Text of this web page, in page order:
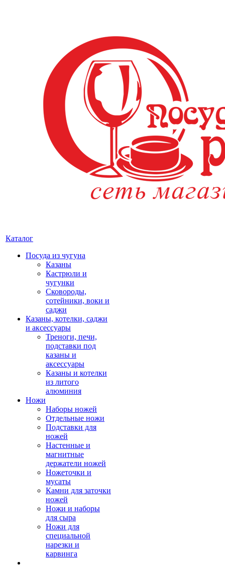
Каталог
Посуда из чугуна
Казаны
Кастрюли и
чугунки
Сковороды,
сотейники, воки и
саджи
Казаны, котелки, саджи
и аксессуары
Треноги, печи,
подставки под
казаны и
аксессуары
Казаны и котелки
из литого
алюминия
Ножи
Наборы ножей
Отдельные ножи
Подставки для
ножей
Настенные и
магнитные
держатели ножей
Ножеточки и
мусаты
Камни для заточки
ножей
Ножи и наборы
для сыра
Ножи для
специальной
нарезки и
карвинга